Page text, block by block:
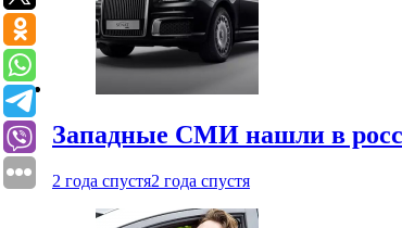
Западные СМИ нашли в
2 года спустя2 года спустя